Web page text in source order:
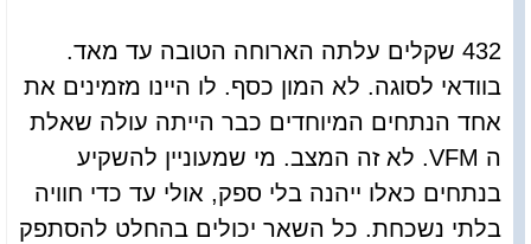
432 שקלים עלתה הארוחה הטובה עד מאד.
בוודאי לסוגה. לא המון כסף. לו היינו מזמינים את
אחד הנתחים המיוחדים כבר הייתה עולה שאלת
ה VFM. לא זה המצב. מי שמעוניין להשקיע
בנתחים כאלו ייהנה בלי ספק, אולי עד כדי חוויה
בלתי נשכחת. כל השאר יכולים בהחלט להסתפק